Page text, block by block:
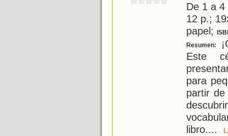
De 1 a
12 p.;
papel;
Resumen:
Este
para
partir
libro....